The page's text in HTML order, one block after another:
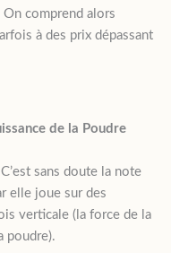
comprend alors
à des prix dépassant
de la Poudre
sans doute la note
elle joue sur des
verticale (la force de la
poudre).